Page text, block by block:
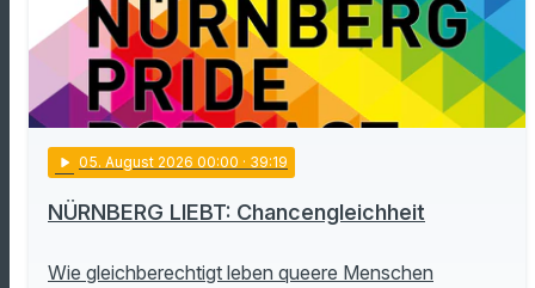
play_arrow 05. August 2026 00:00 · 39:19
NÜRNBERG LIEBT: Chancengleichheit
Wie gleichberechtigt leben queere Menschen